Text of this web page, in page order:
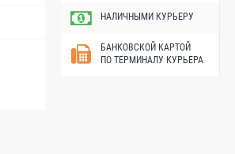
НАЛИЧНЫМИ КУРЬЕРУ
БАНКОВСКОЙ КАРТОЙ
ПО ТЕРМИНАЛУ КУРЬЕРА